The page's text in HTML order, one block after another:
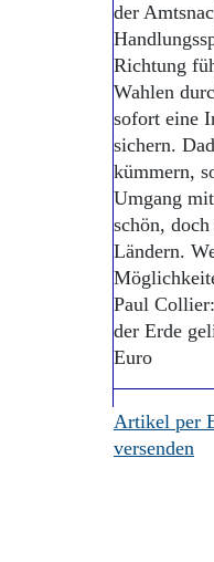
der
Richtung
Wahlen
sofort eine
sichern.
kümmern,
Umgang
schön,
Ländern.
Paul
der Erde
Euro
Artikel per
versenden